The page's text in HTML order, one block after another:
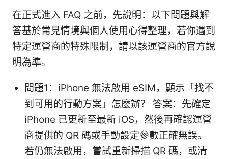
在正式進入 FAQ 之前，先說明：以下問題與解
答基於常見情境與個人使用心得整理，若你遇到
特定運營商的特殊限制，請以該運營商的官方說
明為準。
問題1：iPhone 無法啟用 eSIM，顯示「找不
到可用的行動方案」怎麼辦？ 答案：先確定
iPhone 已更新至最新 iOS，然後再確認運營
商提供的 QR 碼或手動設定參數正確無誤。
若仍無法啟用，嘗試重新掃描 QR 碼，或清